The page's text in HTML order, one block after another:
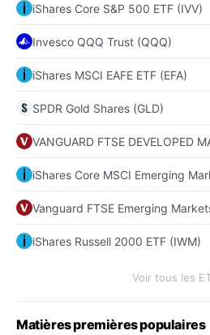
iShares Core S&P 500 ETF (IVV)
Invesco QQQ Trust (QQQ)
iShares MSCI EAFE ETF (EFA)
SPDR Gold Shares (GLD)
VANGUARD FTSE DEVELOPED
iShares Core MSCI Emerging
Vanguard FTSE Emerging
iShares Russell 2000 ETF (IWM)
Voir tous les
Matières premières populaires